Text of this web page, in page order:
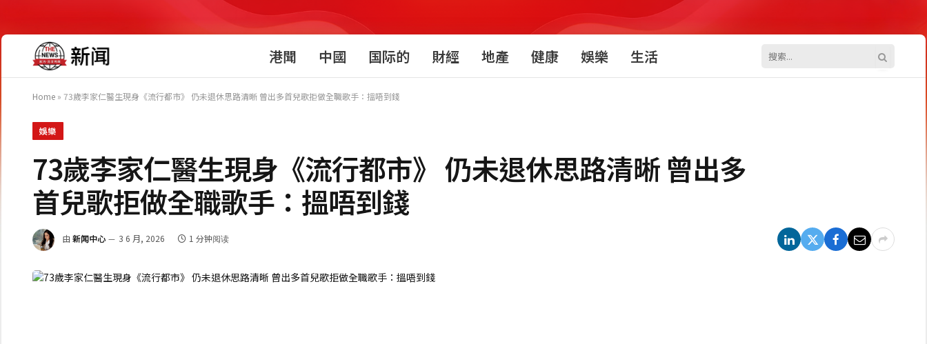
港聞 中國 国际的 財經 地產 健康 娛樂 生活
Home » 73歲李家仁醫生現身《流行都市》 仍未退休思路清晰 曾出多首兒歌拒做全職歌手：搵唔到錢
娛樂
73歲李家仁醫生現身《流行都市》 仍未退休思路清晰 曾出多
首兒歌拒做全職歌手：搵唔到錢
由 新闻中心 3 6 月, 2026 1 分钟阅读